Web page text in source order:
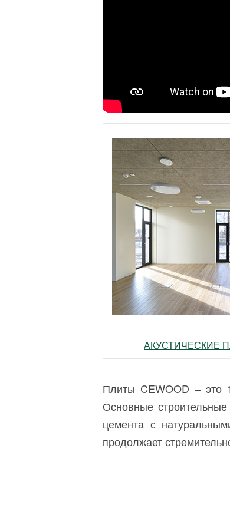
АКУСТИЧЕСКИЕ
Плиты CEWOOD – это
Основные
цемента с
продолжает